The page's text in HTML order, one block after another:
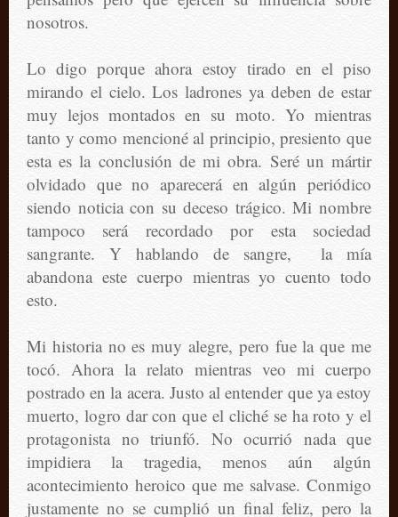
nosotros.
Lo digo porque ahora estoy tirado en el piso
mirando el cielo. Los ladrones ya deben de estar
muy lejos montados en su moto. Yo mientras
tanto y como mencioné al principio, presiento que
esta es la conclusión de mi obra. Seré un mártir
olvidado que no aparecerá en algún periódico
siendo noticia con su deceso trágico. Mi nombre
tampoco será recordado por esta sociedad
sangrante. Y hablando de sangre, la mía
abandona este cuerpo mientras yo cuento todo
esto.
Mi historia no es muy alegre, pero fue la que me
tocó. Ahora la relato mientras veo mi cuerpo
postrado en la acera. Justo al entender que ya estoy
muerto, logro dar con que el cliché se ha roto y el
protagonista no triunfó. No ocurrió nada que
impidiera la tragedia, menos aún algún
acontecimiento heroico que me salvase. Conmigo
justamente no se cumplió un final feliz, pero la